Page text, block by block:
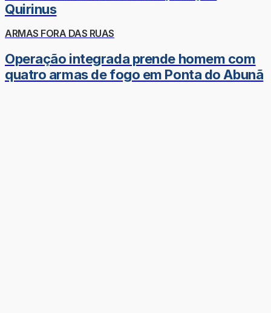
Quirinus
ARMAS FORA DAS RUAS
Operação integrada prende homem com
quatro armas de fogo em Ponta do Abunã